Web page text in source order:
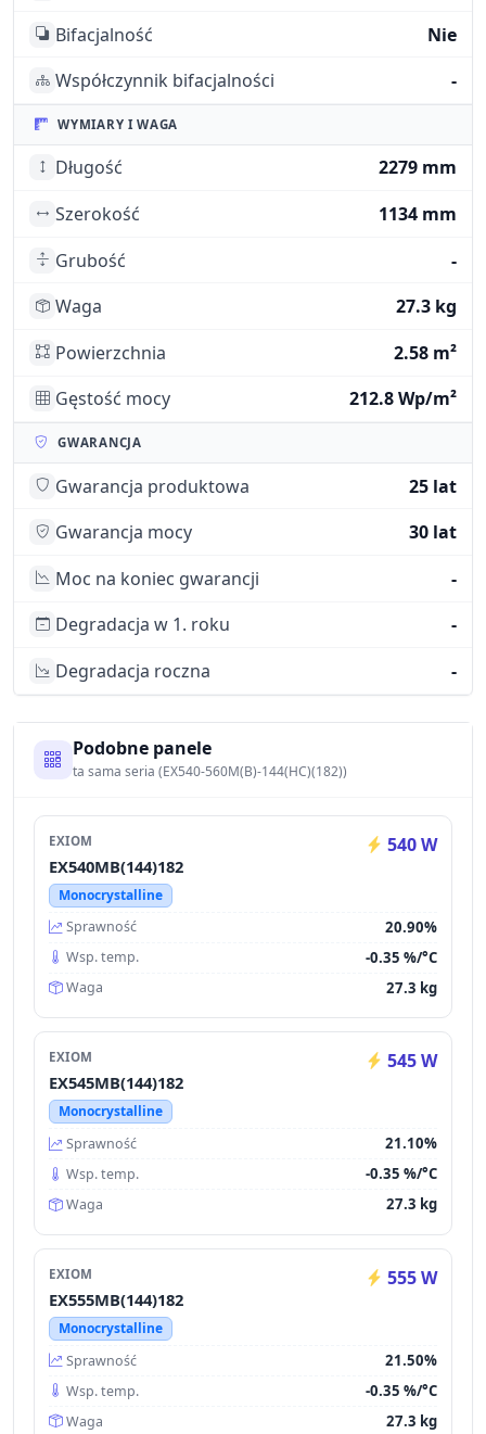
Bifacjalność
Nie
Współczynnik bifacjalności
-
WYMIARY I WAGA
Długość
2279 mm
Szerokość
1134 mm
Grubość
-
Waga
27.3 kg
Powierzchnia
2.58 m²
Gęstość mocy
212.8 Wp/m²
GWARANCJA
Gwarancja produktowa
25 lat
Gwarancja mocy
30 lat
Moc na koniec gwarancji
-
Degradacja w 1. roku
-
Degradacja roczna
-
Podobne panele
ta sama seria (EX540-560M(B)-144(HC)(182))
EXIOM 540 W
EX540MB(144)182
Monocrystalline
Sprawność
20.90%
Wsp. temp. -0.35 %/°C
Waga 27.3 kg
EXIOM 545 W
EX545MB(144)182
Monocrystalline
Sprawność
21.10%
Wsp. temp. -0.35 %/°C
Waga 27.3 kg
EXIOM 555 W
EX555MB(144)182
Monocrystalline
Sprawność
21.50%
Wsp. temp. -0.35 %/°C
Waga 27.3 kg